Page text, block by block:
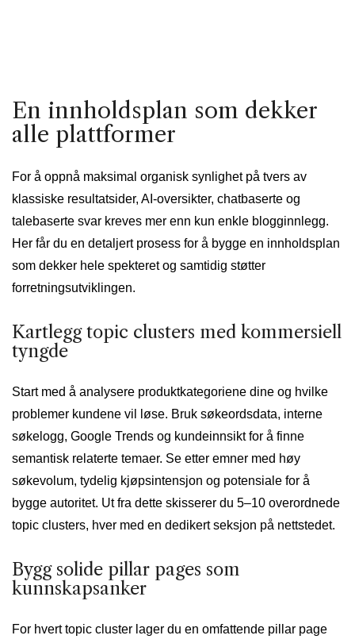
En innholdsplan som dekker
alle plattformer
For å oppnå maksimal organisk synlighet på tvers av
klassiske resultatsider, AI-oversikter, chatbaserte og
talebaserte svar kreves mer enn kun enkle blogginnlegg.
Her får du en detaljert prosess for å bygge en innholdsplan
som dekker hele spekteret og samtidig støtter
forretningsutviklingen.
Kartlegg topic clusters med kommersiell
tyngde
Start med å analysere produktkategoriene dine og hvilke
problemer kundene vil løse. Bruk søkeordsdata, interne
søkelogg, Google Trends og kundeinnsikt for å finne
semantisk relaterte temaer. Se etter emner med høy
søkevolum, tydelig kjøpsintensjon og potensiale for å
bygge autoritet. Ut fra dette skisserer du 5–10 overordnede
topic clusters, hver med en dedikert seksjon på nettstedet.
Bygg solide pillar pages som
kunnskapsanker
For hvert topic cluster lager du en omfattende pillar page